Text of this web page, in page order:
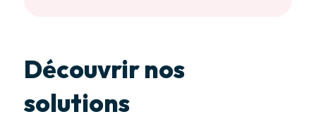
Découvrir nos
solutions